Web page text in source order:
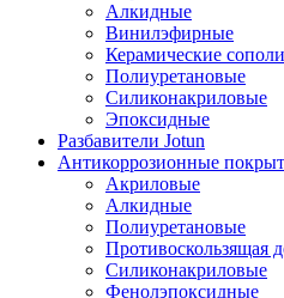
Алкидные
Винилэфирные
Керамические
Полиуретановые
Силиконакриловые
Эпоксидные
Разбавители Jotun
Антикоррозионные
Акриловые
Алкидные
Полиуретановые
Противоскользящая
Силиконакриловые
Фенолэпоксидные